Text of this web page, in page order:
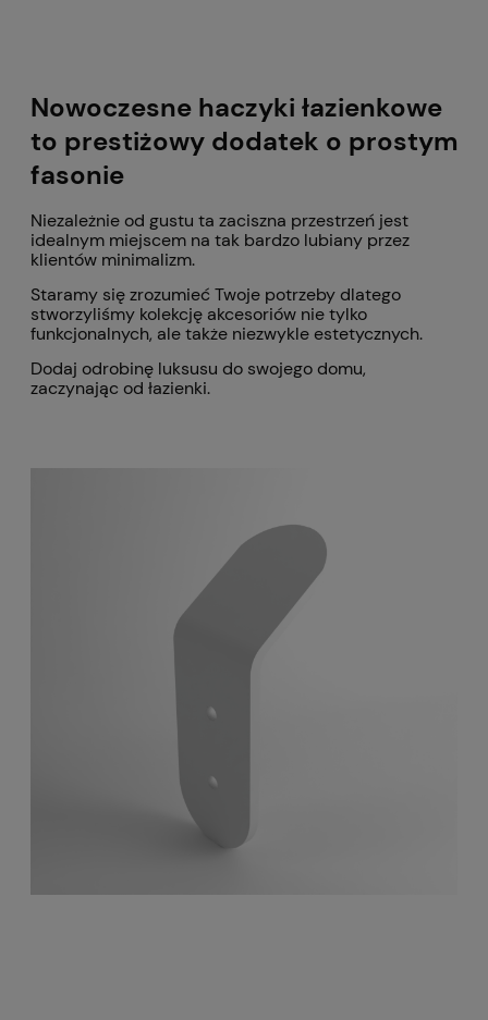
Nowoczesne haczyki łazienkowe
to prestiżowy dodatek o prostym
fasonie
Niezależnie od gustu ta zaciszna przestrzeń jest
idealnym miejscem na tak bardzo lubiany przez
klientów minimalizm.
Staramy się zrozumieć Twoje potrzeby dlatego
stworzyliśmy kolekcję akcesoriów nie tylko
funkcjonalnych, ale także niezwykle estetycznych.
Dodaj odrobinę luksusu do swojego domu,
zaczynając od łazienki.